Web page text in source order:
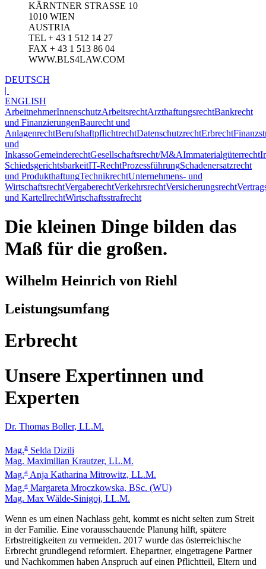
KÄRNTNER STRASSE 10
1010 WIEN
AUSTRIA
TEL + 43 1 512 14 27
FAX + 43 1 513 86 04
WWW.BLS4LAW.COM
DEUTSCH
|
ENGLISH
ArbeitnehmerInnenschutzArbeitsrechtArzthaftungsrechtBankrecht
und FinanzierungenBaurecht und
AnlagenrechtBerufshaftpflichtrechtDatenschutzrechtErbrecht
und
InkassoGemeinderechtGesellschaftsrecht/M&AImmaterialgüterrecht
SchiedsgerichtsbarkeitIT-RechtProzessführungSchadenersatzrecht
und ProdukthaftungTechnikrechtUnternehmens- und
WirtschaftsrechtVergaberechtVerkehrsrechtVersicherungsrecht
und KartellrechtWirtschaftsstrafrecht
Die kleinen Dinge bilden das
Maß für die großen.
Wilhelm Heinrich von Riehl
Leistungsumfang
Erbrecht
Unsere Expertinnen und
Experten
Dr. Thomas Boller, LL.M.
Mag.a Selda Dizili
Mag. Maximilian Krautzer, LL.M.
Mag.a Anja Katharina Mitrowitz, LL.M.
Mag.a Margareta Mroczkowska, BSc. (WU)
Mag. Max Wälde-Sinigoj, LL.M.
Wenn es um einen Nachlass geht, kommt es nicht selten zum Streit
in der Familie. Eine vorausschauende Planung hilft, spätere
Erbstreitigkeiten zu vermeiden. 2017 wurde das österreichische
Erbrecht grundlegend reformiert. Ehepartner, eingetragene Partner
und Nachkommen haben Anspruch auf einen Pflichtteil, Eltern und